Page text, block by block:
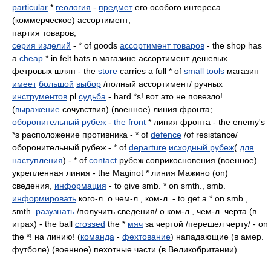
particular * геология - предметего особого интереса
(коммерческое) ассортимент;
партия товаров;
серия изделий - * of goods ассортимент товаров - the shop has
a cheap * in felt hats в магазине ассортимент дешевых
фетровых шляп - the store carries a full * of small tools магазин
имеет большой выбор /полный ассортимент/ ручных
инструментов pl судьба - hard *s! вот это не повезло!
(выражение сочувствия) (военное) линия фронта;
оборонительный рубеж - the front * линия фронта - the enemy's
*s расположение противника - * of defence /of resistance/
оборонительный рубеж - * of departure исходный рубеж( для
наступления) - * of contact рубеж соприкосновения (военное)
укрепленная линия - the Maginot * линия Мажино (on)
сведения, информация - to give smb. * on smth., smb.
информировать кого-л. о чем-л., ком-л. - to get a * on smb.,
smth. разузнать /получить сведения/ о ком-л., чем-л. черта (в
играх) - the ball crossed the * мяч за чертой /перешел черту/ - on
the *! на линию! (команда - фехтование) нападающие (в амер.
футболе) (военное) пехотные части (в Великобритании)